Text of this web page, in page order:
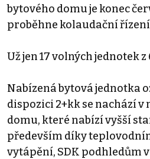
bytového domu je konec
proběhne kolaudační
Už jen 17 volných jednotek z
Nabízená bytová jednotka
dispozici 2+kk se nachází v
domu, které nabízí vyšší
především díky
vytápění, SDK podhledům